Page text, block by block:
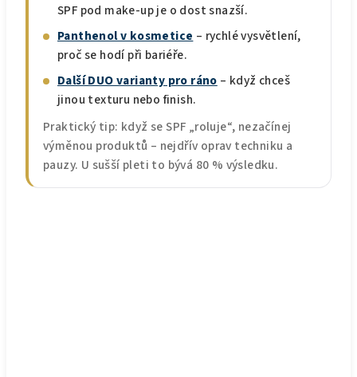
SPF pod make-up je o dost snazší.
Panthenol v kosmetice – rychlé vysvětlení,
proč se hodí při bariéře.
Další DUO varianty pro ráno – když chceš
jinou texturu nebo finish.
Praktický tip: když se SPF „roluje“, nezačínej
výměnou produktů – nejdřív oprav techniku a
pauzy. U sušší pleti to bývá 80 % výsledku.